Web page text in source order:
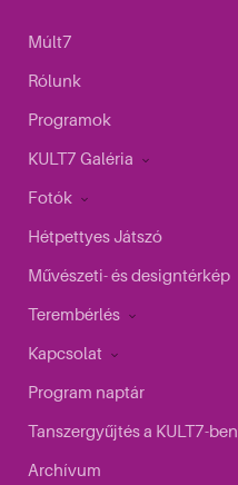
Múlt7
Rólunk
Programok
KULT7 Galéria
Fotók
Hétpettyes Játszó
Művészeti- és designtérkép
Terembérlés
Kapcsolat
Program naptár
Tanszergyűjtés a KULT7-ben
Archívum